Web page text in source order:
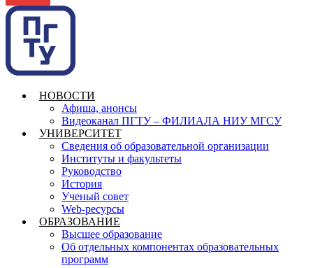
НОВОСТИ
Афиша, анонсы
Видеоканал ПГТУ – ФИЛИАЛА НИУ МГСУ
УНИВЕРСИТЕТ
Сведения об образовательной организации
Институты и факультеты
Руководство
История
Ученый совет
Web-ресурсы
ОБРАЗОВАНИЕ
Высшее образование
Об отдельных компонентах образовательных
программ